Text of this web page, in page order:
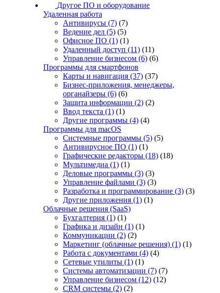
Другое ПО и оборудование
Удаленная работа
Антивирусы (7) (7)
Ведение дел (5) (5)
Офисное ПО (1) (1)
Удаленный доступ (11) (11)
Управление бизнесом (6) (6)
Программы для смартфонов
Карты и навигация (37) (37)
Бизнес-приложения, менеджеры,
органайзеры (6) (6)
Защита информации (2) (2)
Ввод текста (1) (1)
Другие программы (4) (4)
Программы для macOS
Системные программы (5) (5)
Антивирусное ПО (1) (1)
Графические редакторы (18) (18)
Мультимедиа (1) (1)
Деловые программы (3) (3)
Управление файлами (3) (3)
Разработка и программирование (3) (3)
Другие приложения (1) (1)
Облачные решения (SaaS)
Бухгалтерия (1) (1)
Графика и дизайн (1) (1)
Коммуникации (2) (2)
Маркетинг (облачные решения) (1) (1)
Работа с документами (4) (4)
Сетевые утилиты (1) (1)
Системы автоматизации (7) (7)
Управление бизнесом (12) (12)
CRM системы (2) (2)